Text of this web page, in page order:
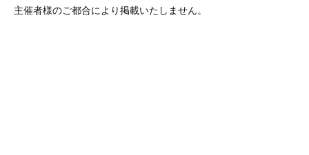
主催者様のご都合により掲載いたしません。